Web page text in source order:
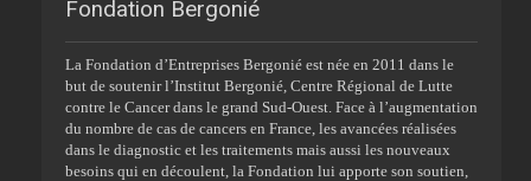
Fondation Bergonié
La Fondation d’Entreprises Bergonié est née en 2011 dans le
but de soutenir l’Institut Bergonié, Centre Régional de Lutte
contre le Cancer dans le grand Sud-Ouest. Face à l’augmentation
du nombre de cas de cancers en France, les avancées réalisées
dans le diagnostic et les traitements mais aussi les nouveaux
besoins qui en découlent, la Fondation lui apporte son soutien,